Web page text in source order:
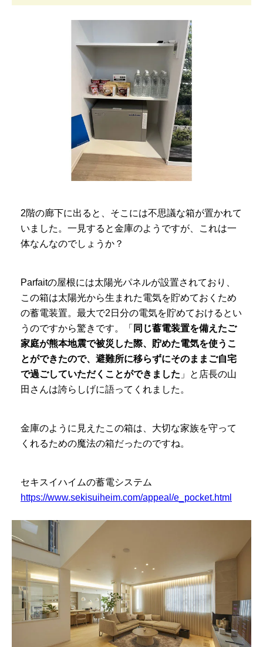
2階の廊下に出ると、そこには不思議な箱が置かれて
いました。一見すると金庫のようですが、これは一
体なんなのでしょうか？
Parfaitの屋根には太陽光パネルが設置されており、
この箱は太陽光から生まれた電気を貯めておくため
の蓄電装置。最大で2日分の電気を貯めておけるとい
うのですから驚きです。「 同じ蓄電装置を備えたご
家庭が熊本地震で被災した際、貯めた電気を使うこ
とができたので、避難所に移らずにそのままご自宅
で過ごしていただくことができました 」と店長の山
田さんは誇らしげに語ってくれました。
金庫のように見えたこの箱は、大切な家族を守って
くれるための魔法の箱だったのですね。
セキスイハイムの蓄電システム
https://www.sekisuiheim.com/appeal/e_pocket.html